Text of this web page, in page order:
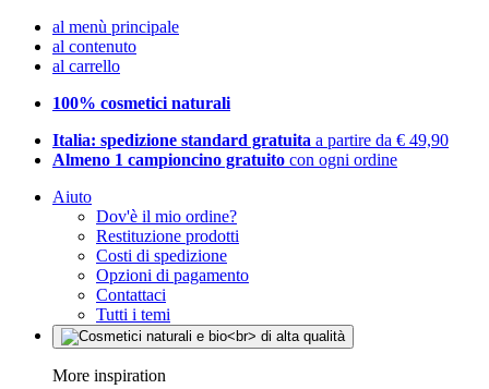
al menù principale
al contenuto
al carrello
100% cosmetici naturali
Italia: spedizione standard gratuita a partire da € 49,90
Almeno 1 campioncino gratuito con ogni ordine
Aiuto
Dov'è il mio ordine?
Restituzione prodotti
Costi di spedizione
Opzioni di pagamento
Contattaci
Tutti i temi
More inspiration